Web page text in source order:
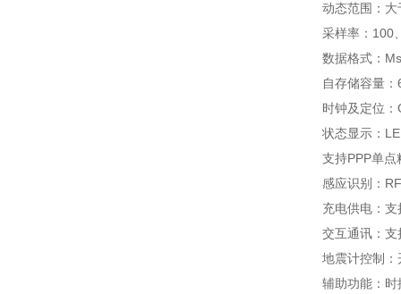
动态范围：
采样率：100
数据格式：
自存储容量
时钟及定位
状态显示：
支持PPP单
感应识别：
充电供电：
交互通讯：
地震计控制
辅助功能：